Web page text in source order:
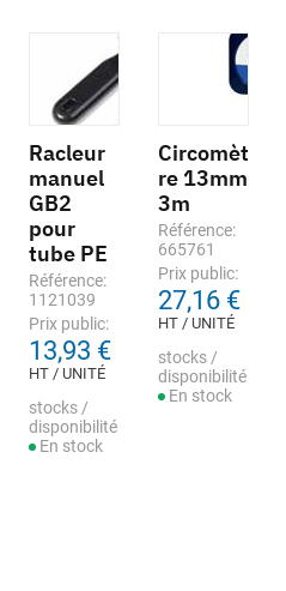
Racleur
manuel
GB2
pour
tube PE
Référence:
1121039
Prix public:
13,93 €
HT / UNITÉ
stocks /
disponibilité
En stock
Circomèt
re 13mm
3m
Référence:
665761
Prix public:
27,16 €
HT / UNITÉ
stocks /
disponibilité
En stock